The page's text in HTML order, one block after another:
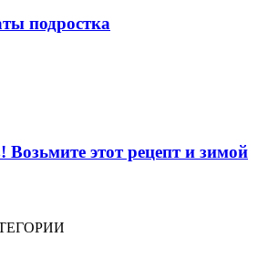
подростка
Возьмите этот рецепт и зимой